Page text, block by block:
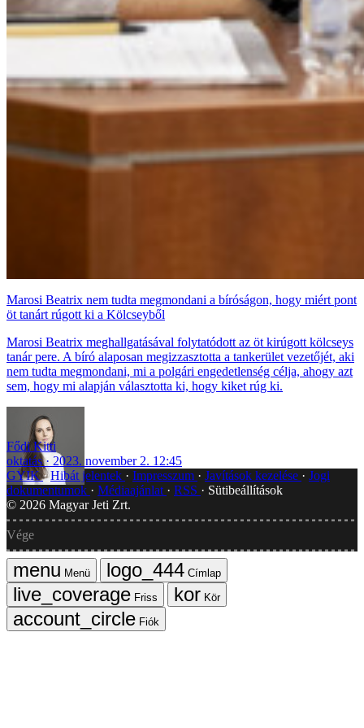
Marosi Beatrix nem tudta megmondani a bíróságon, hogy miért pont
öt tanárt rúgott ki a Kölcseyből
Marosi Beatrix meghallgatásával folytatódott az öt kirúgott kölcseys
tanár pere. A bíró alaposan megizzasztotta a tankerület vezetőjét, aki
nem tudta megmondani, mi a polgári engedetlenség célja, ahogy azt
sem, hogy mi alapján választotta ki, hogy kiket rúg ki.
Fődi Kitti
oktatás
2023. november 2. 12:45
GYIK Hibát jelentek Impresszum Javítások kezelése
Jogi
dokumentumok
Médiaajánlat RSS
Sütibeállítások
© 2026 Magyar Jeti Zrt.
Vége
Menü
Címlap
Friss
Kör
Fiók